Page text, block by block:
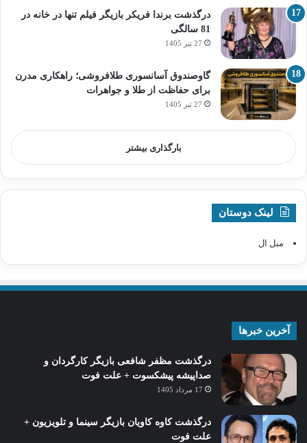
درگذشت برندا فریکر بازیگر فیلم تنها در خانه در
81 سالگی
27 تیر 1405
گاوصندوق آسانسوری طلافروشی؛ راهکاری مدرن
برای حفاظت از طلا و جواهرات
27 تیر 1405
بارگذاری بیشتر
لینک دوستان
مبل ال
آخرین خبرها
درگذشت مظفر شافعی بازیگر کارگردان و
صداپیشه پیشکسوت + علت فوت
17 مرداد 1405
درگذشت کاوه کاویان بازیگر سینما و تلویزیون +
علت فوت